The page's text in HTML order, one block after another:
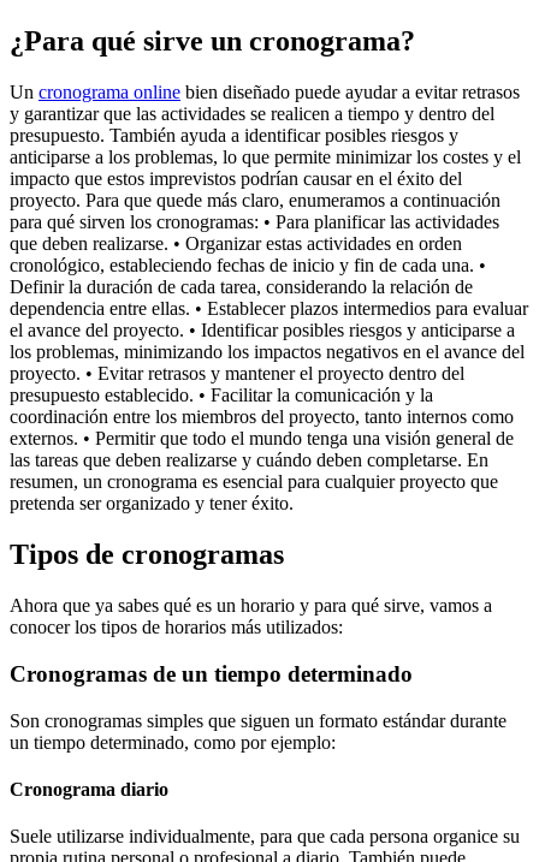
¿Para qué sirve un cronograma?
Un cronograma online bien diseñado puede ayudar a evitar retrasos
y garantizar que las actividades se realicen a tiempo y dentro del
presupuesto. También ayuda a identificar posibles riesgos y
anticiparse a los problemas, lo que permite minimizar los costes y el
impacto que estos imprevistos podrían causar en el éxito del
proyecto. Para que quede más claro, enumeramos a continuación
para qué sirven los cronogramas: • Para planificar las actividades
que deben realizarse. • Organizar estas actividades en orden
cronológico, estableciendo fechas de inicio y fin de cada una. •
Definir la duración de cada tarea, considerando la relación de
dependencia entre ellas. • Establecer plazos intermedios para evaluar
el avance del proyecto. • Identificar posibles riesgos y anticiparse a
los problemas, minimizando los impactos negativos en el avance del
proyecto. • Evitar retrasos y mantener el proyecto dentro del
presupuesto establecido. • Facilitar la comunicación y la
coordinación entre los miembros del proyecto, tanto internos como
externos. • Permitir que todo el mundo tenga una visión general de
las tareas que deben realizarse y cuándo deben completarse. En
resumen, un cronograma es esencial para cualquier proyecto que
pretenda ser organizado y tener éxito.
Tipos de cronogramas
Ahora que ya sabes qué es un horario y para qué sirve, vamos a
conocer los tipos de horarios más utilizados:
Cronogramas de un tiempo determinado
Son cronogramas simples que siguen un formato estándar durante
un tiempo determinado, como por ejemplo:
Cronograma diario
Suele utilizarse individualmente, para que cada persona organice su
propia rutina personal o profesional a diario. También puede